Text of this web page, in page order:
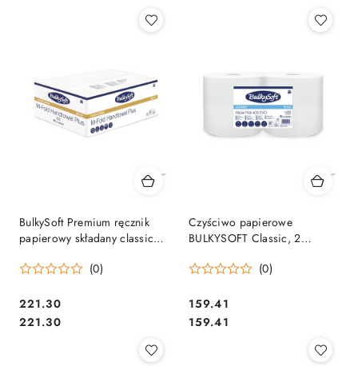
BulkySoft Premium ręcznik
papierowy składany classic
panelowy, 2W, biały 3125
(0)
Cena:
221.30
Cena:
221.30
Czyściwo papierowe
BULKYSOFT Classic, 2
długość 405m (2 szt.) 55103
(0)
Cena:
159.41
Cena:
159.41